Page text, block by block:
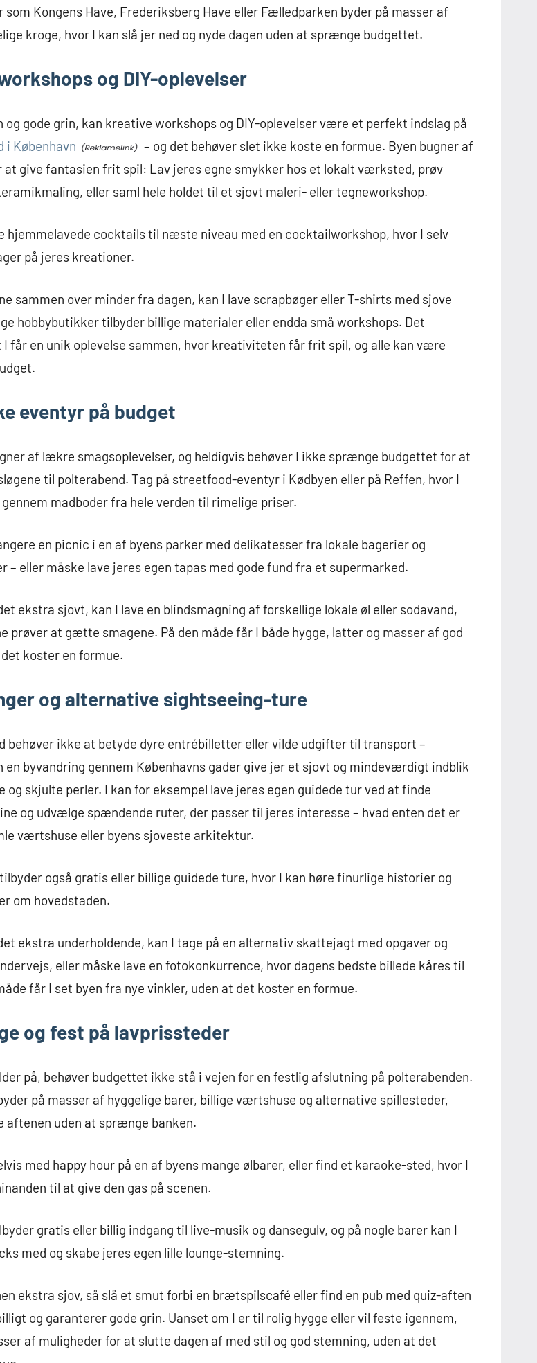
som Kongens Have, Frederiksberg Have eller Fælledparken byder på masser af
kroge, hvor I kan slå jer ned og nyde dagen uden at sprænge budgettet.
og DIY-oplevelser
og gode grin, kan kreative workshops og DIY-oplevelser være et perfekt indslag på
i København
– og det behøver slet ikke koste en formue. Byen bugner af
at give fantasien frit spil: Lav jeres egne smykker hos et lokalt værksted, prøv
eller saml hele holdet til et sjovt maleri- eller tegneworkshop.
hjemmelavede cocktails til næste niveau med en cocktailworkshop, hvor I selv
på jeres kreationer.
sammen over minder fra dagen, kan I lave scrapbøger eller T-shirts med sjove
hobbybutikker tilbyder billige materialer eller endda små workshops. Det
får en unik oplevelse sammen, hvor kreativiteten får frit spil, og alle kan være
eventyr på budget
af lækre smagsoplevelser, og heldigvis behøver I ikke sprænge budgettet for at
til polterabend. Tag på streetfood-eventyr i Kødbyen eller på Reffen, hvor I
madboder fra hele verden til rimelige priser.
en picnic i en af byens parker med delikatesser fra lokale bagerier og
– eller måske lave jeres egen tapas med gode fund fra et supermarked.
ekstra sjovt, kan I lave en blindsmagning af forskellige lokale øl eller sodavand,
prøver at gætte smagene. På den måde får I både hygge, latter og masser af god
koster en formue.
og alternative sightseeing-ture
behøver ikke at betyde dyre entrébilletter eller vilde udgifter til transport –
byvandring gennem Københavns gader give jer et sjovt og mindeværdigt indblik
og skjulte perler. I kan for eksempel lave jeres egen guidede tur ved at finde
og udvælge spændende ruter, der passer til jeres interesse – hvad enten det er
værtshuse eller byens sjoveste arkitektur.
også gratis eller billige guidede ture, hvor I kan høre finurlige historier og
om hovedstaden.
ekstra underholdende, kan I tage på en alternativ skattejagt med opgaver og
eller måske lave en fotokonkurrence, hvor dagens bedste billede kåres til
får I set byen fra nye vinkler, uden at det koster en formue.
og fest på lavprissteder
på, behøver budgettet ikke stå i vejen for en festlig afslutning på polterabenden.
på masser af hyggelige barer, billige værtshuse og alternative spillesteder,
aftenen uden at sprænge banken.
med happy hour på en af byens mange ølbarer, eller find et karaoke-sted, hvor I
til at give den gas på scenen.
gratis eller billig indgang til live-musik og dansegulv, og på nogle barer kan I
med og skabe jeres egen lille lounge-stemning.
ekstra sjov, så slå et smut forbi en brætspilscafé eller find en pub med quiz-aften
og garanterer gode grin. Uanset om I er til rolig hygge eller vil feste igennem,
af muligheder for at slutte dagen af med stil og god stemning, uden at det